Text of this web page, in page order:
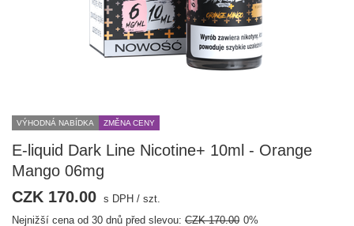
VÝHODNÁ NABÍDKA ZMĚNA CENY
E-liquid Dark Line Nicotine+ 10ml - Orange
Mango 06mg
CZK 170.00 s DPH / szt.
Nejnižší cena od 30 dnů před slevou: CZK 170.00 0%